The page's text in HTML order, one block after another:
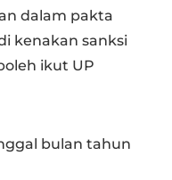
dalam pakta
kenakan sanksi
ikut UP
bulan tahun